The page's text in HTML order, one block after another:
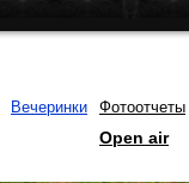
Вечеринки Фотоотчеты
Open air